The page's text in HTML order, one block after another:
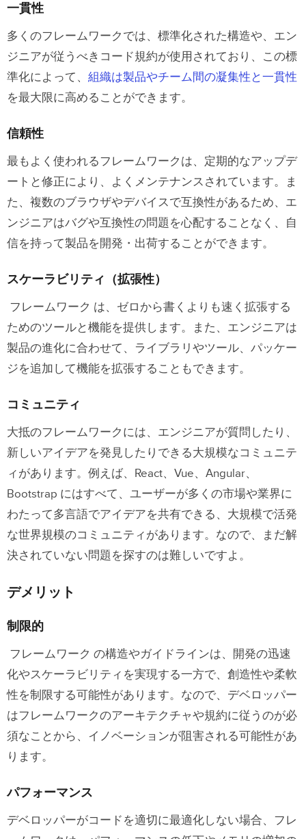
一貫性
多くのフレームワークでは、標準化された構造や、エン
ジニアが従うべきコード規約が使用されており、この標
準化によって、 組織は製品やチーム間の凝集性と一貫性
を最大限に高めることができます。
信頼性
最もよく使われるフレームワークは、定期的なアップデ
ートと修正により、よくメンテナンスされています。ま
た、複数のブラウザやデバイスで互換性があるため、エ
ンジニアはバグや互換性の問題を心配することなく、自
信を持って製品を開発・出荷することができます。
スケーラビリティ（拡張性）
フレームワーク は、ゼロから書くよりも速く拡張する
ためのツールと機能を提供します。また、エンジニアは
製品の進化に合わせて、ライブラリやツール、パッケー
ジを追加して機能を拡張することもできます。
コミュニティ
大抵のフレームワークには、エンジニアが質問したり、
新しいアイデアを発見したりできる大規模なコミュニテ
ィがあります。例えば、React、Vue、Angular、
Bootstrap にはすべて、ユーザーが多くの市場や業界に
わたって多言語でアイデアを共有できる、大規模で活発
な世界規模のコミュニティがあります。なので、まだ解
決されていない問題を探すのは難しいですよ。
デメリット
制限的
フレームワーク の構造やガイドラインは、開発の迅速
化やスケーラビリティを実現する一方で、創造性や柔軟
性を制限する可能性があります。なので、デベロッパー
はフレームワークのアーキテクチャや規約に従うのが必
須なことから、イノベーションが阻害される可能性があ
ります。
パフォーマンス
デベロッパーがコードを適切に最適化しない場合、フレ